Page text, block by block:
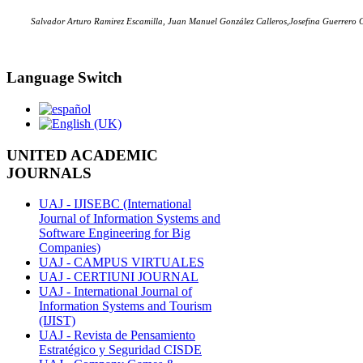
Salvador Arturo Ramirez Escamilla, Juan Manuel González Calleros,Josefina Guerrero
Language Switch
UNITED ACADEMIC
JOURNALS
UAJ - IJISEBC (International
Journal of Information Systems and
Software Engineering for Big
Companies)
UAJ - CAMPUS VIRTUALES
UAJ - CERTIUNI JOURNAL
UAJ - International Journal of
Information Systems and Tourism
(IJIST)
UAJ - Revista de Pensamiento
Estratégico y Seguridad CISDE